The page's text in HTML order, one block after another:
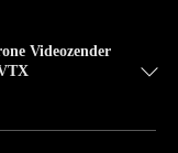
Videozender